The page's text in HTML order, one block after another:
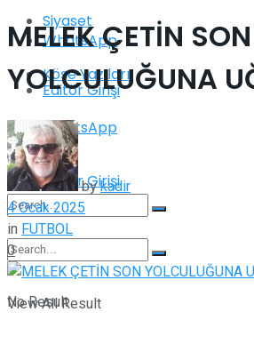
WhatsApp
Editör Girişi
No Result
View All Result
Siyaset
Köşe Yazıları
WhatsApp
Editör Girişi
No Result
MELEK ÇETİN SON
YOLCULUĞUNA
bykadir
4 Ocak 2025
inFUTBOL
0